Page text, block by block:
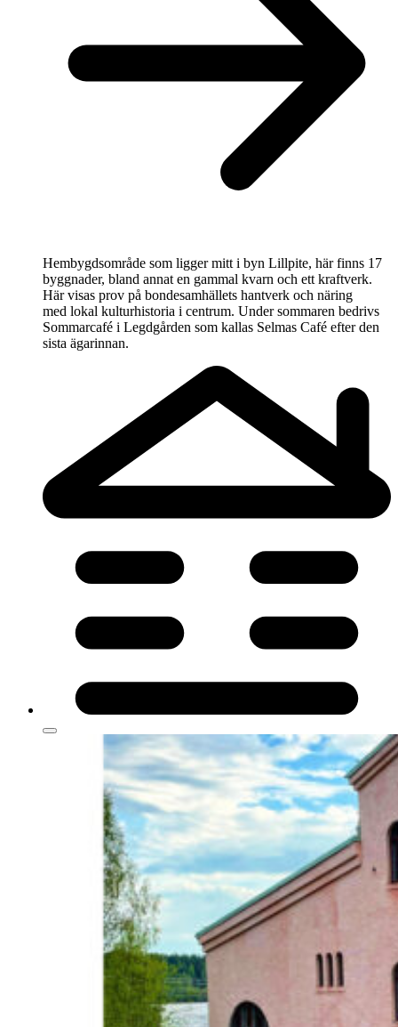
Hembygdsområde som ligger mitt i byn Lillpite, här finns 17
byggnader, bland annat en gammal kvarn och ett kraftverk.
Här visas prov på bondesamhällets hantverk och näring
med lokal kulturhistoria i centrum. Under sommaren bedrivs
Sommarcafé i Legdgården som kallas Selmas Café efter den
sista ägarinnan.